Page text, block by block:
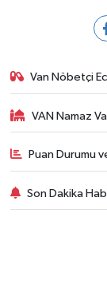
Van Nöbetçi
VAN Namaz
Puan Durumu
Son Dakika